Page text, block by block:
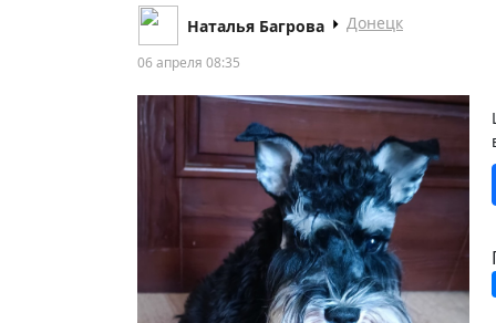
Наталья Багрова Донецк
06 апреля 08:35